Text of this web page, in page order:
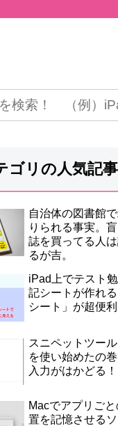
ゴリの人気記事
自治体の図書館
りられる事実。
誌を買ってる人
るが吉。
iPad上でテスト
記シートが作れ
シート」が超便利
スニペットツール
を使い始めたの
入力がはかどる！
Macでアプリご
置を記憶させるソ